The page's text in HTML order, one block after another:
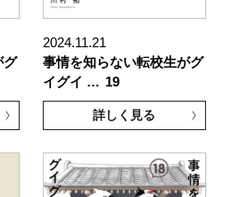
グ
2024.11.21
事情を知らない転校生がグ
イグイ … 19
詳しく見る